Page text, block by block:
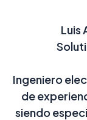
Luis
Ingeniero
de
siendo